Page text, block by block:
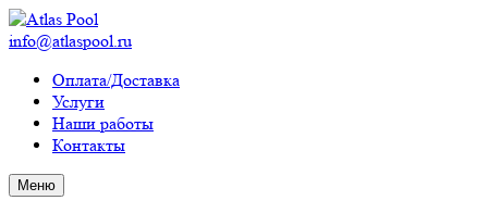
info@atlaspool.ru
Оплата/Доставка
Услуги
Наши работы
Контакты
Меню